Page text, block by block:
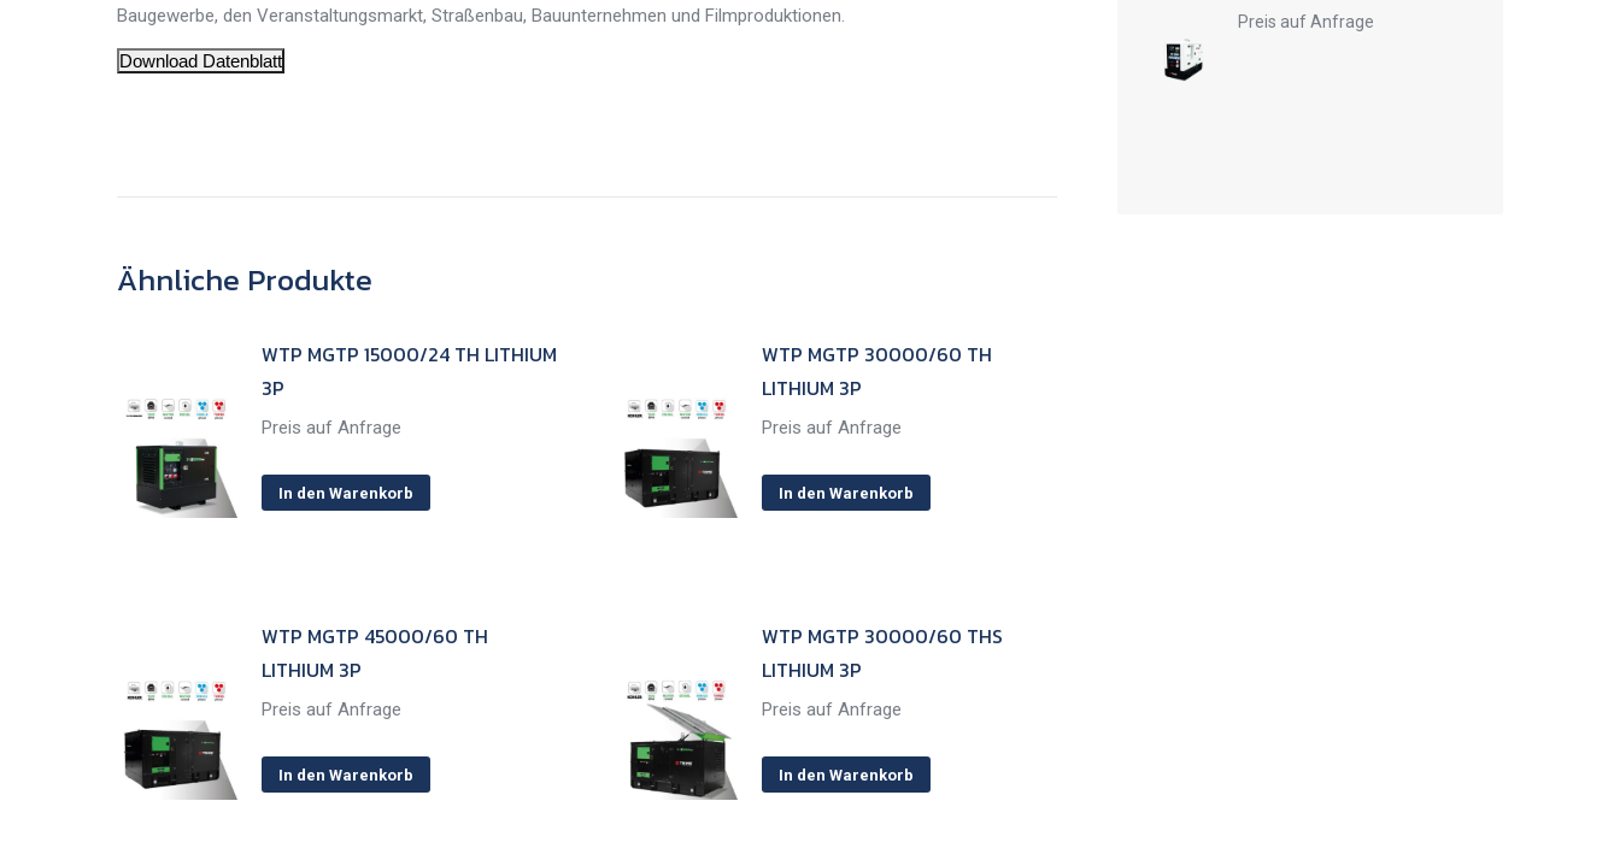
Baugewerbe, den Veranstaltungsmarkt, Straßenbau, Bauunternehmen und Filmproduktionen.
Download Datenblatt
Ähnliche Produkte
WTP MGTP 15000/24 TH LITHIUM
3P
Preis auf Anfrage
In den Warenkorb
WTP MGTP 30000/60 TH
LITHIUM 3P
Preis auf Anfrage
In den Warenkorb
WTP MGTP 45000/60 TH
LITHIUM 3P
Preis auf Anfrage
In den Warenkorb
WTP MGTP 30000/60 THS
LITHIUM 3P
Preis auf Anfrage
In den Warenkorb
Preis auf Anfrage